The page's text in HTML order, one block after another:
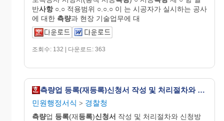
반사항○.○ 적용범위 ○.○.○ 이 는 시공자가 실시하는 공사
에 대한 측량과 현장 기술업무에 대
조회수: 132 | 다운로드: 363
측량업 등록(재등록)신청서 작성 및 처리절차와 신청방법
민원행정서식 > 경찰청
측량업 등록(재등록)신청서 작성 및 처리절차와 신청방